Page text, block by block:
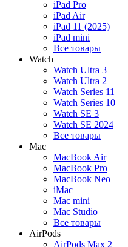
iPad Pro
iPad Air
iPad 11 (2025)
iPad mini
Все товары
Watch
Watch Ultra 3
Watch Ultra 2
Watch Series 11
Watch Series 10
Watch SE 3
Watch SE 2024
Все товары
Mac
MacBook Air
MacBook Pro
MacBook Neo
iMac
Mac mini
Mac Studio
Все товары
AirPods
AirPods Max 2